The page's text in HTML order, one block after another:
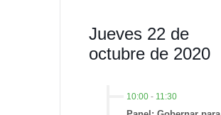
Jueves 22 de
octubre de 2020
10:00 - 11:30